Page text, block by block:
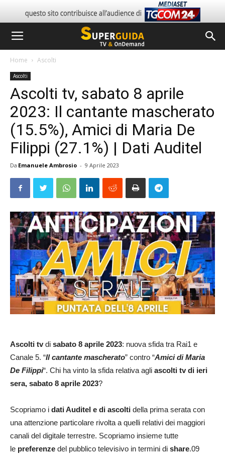
Home Ascolti
Ascolti
Ascolti tv, sabato 8 aprile
2023: Il cantante mascherato
(15.5%), Amici di Maria De
Filippi (27.1%) | Dati Auditel
Da Emanuele Ambrosio - 9 Aprile 2023
Ascolti tvdi sabato 8 aprile 2023: nuova sfida tra Rai1 e
Canale 5. “Il cantante mascherato” contro “Amici di Maria
De Filippi“. Chi ha vinto la sfida relativa agli ascolti tv di ieri
sera, sabato 8 aprile 2023?
Scopriamo i dati Auditel e di ascolti della prima serata con
una attenzione particolare rivolta a quelli relativi dei maggiori
canali del digitale terrestre. Scopriamo insieme tutte
le preferenze del pubblico televisivo in termini di share.09